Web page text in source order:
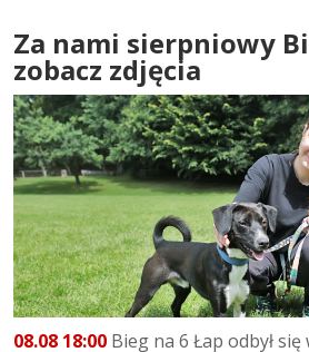
Za nami sierpniowy
zobacz zdjęcia
08.08 18:00 Bieg na 6 Łap odbył